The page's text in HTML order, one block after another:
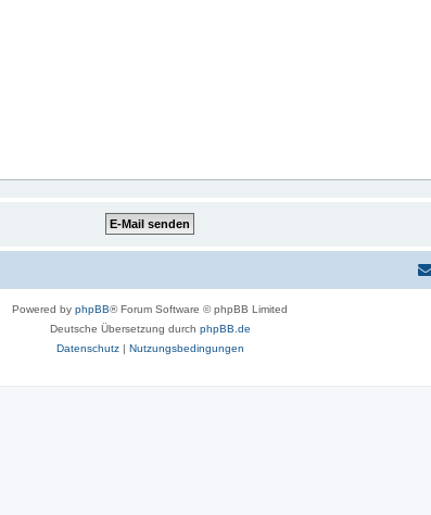
Powered by phpBB® Forum Software © phpBB Limited
Deutsche Übersetzung durch phpBB.de
Datenschutz| Nutzungsbedingungen